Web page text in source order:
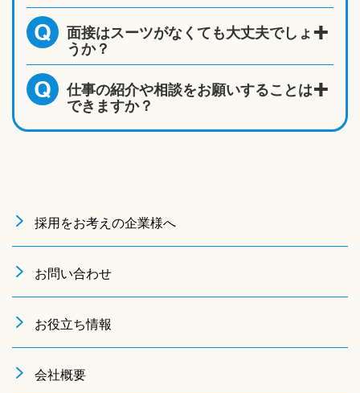
Q 面接はスーツがなくても大丈夫でしょ
うか？
Q 仕事の紹介や相談をお願いすることは
できますか？
採用をお考えの企業様へ
お問い合わせ
お役立ち情報
会社概要